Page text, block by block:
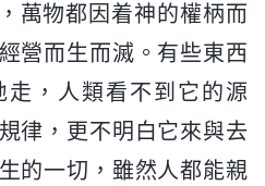
萬物都因着神的權柄而
營而生而滅。有些東西
，人類看不到它的源
律，更不明白它來與去
的一切，雖然人都能親